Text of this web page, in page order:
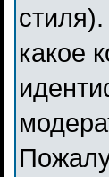
какое